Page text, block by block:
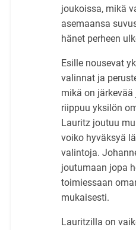
joukoissa, mikä
asemaansa
hänet perheen
Esille nousevat
valinnat ja
mikä on
riippuu yksilön
Lauritz joutuu
voiko hyväksyä
valintoja.
joutumaan jopa
toimiessaan
mukaisesti.
Lauritzilla on